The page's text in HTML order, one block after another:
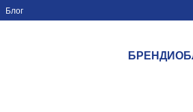
Блог
БРЕНДИ